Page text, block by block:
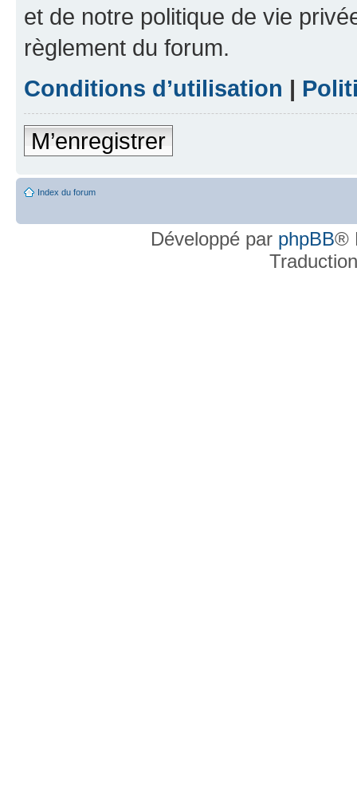
et de notre politique de vie
règlement du forum.
Conditions d’utilisation |
M’enregistrer
Index du forum
Développé par phpBB®